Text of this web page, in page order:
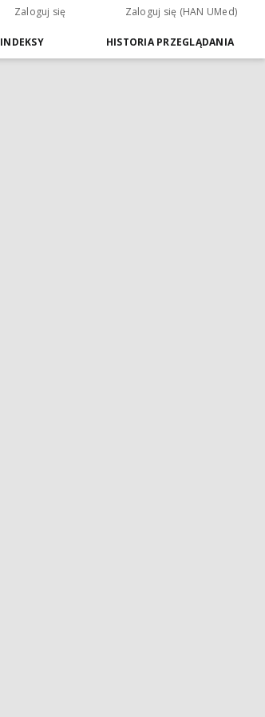
Zaloguj się Zaloguj się (HAN UMed)
INDEKSY HISTORIA PRZEGLĄDANIA